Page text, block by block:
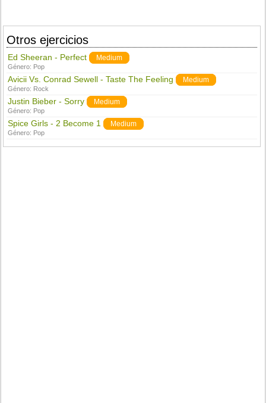
Otros ejercicios
Ed Sheeran - Perfect Medium
Género: Pop
Avicii Vs. Conrad Sewell - Taste The Feeling Medium
Género: Rock
Justin Bieber - Sorry Medium
Género: Pop
Spice Girls - 2 Become 1 Medium
Género: Pop